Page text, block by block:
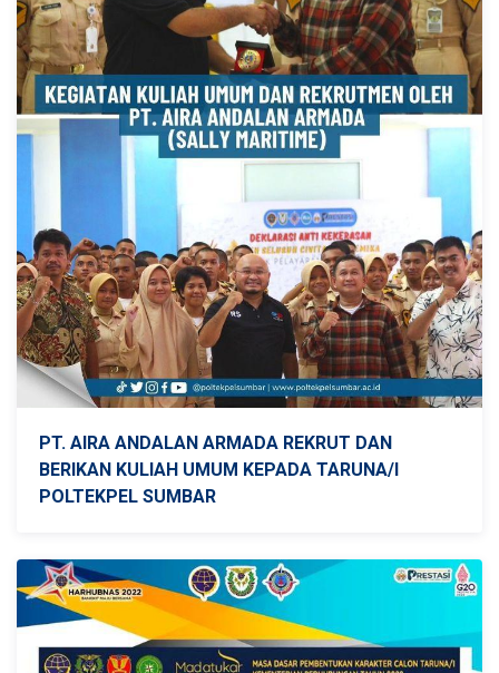
PT. AIRA ANDALAN ARMADA REKRUT DAN
BERIKAN KULIAH UMUM KEPADA TARUNA/I
POLTEKPEL SUMBAR